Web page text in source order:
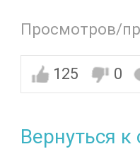
Просмотров/
125 0
Вернуться